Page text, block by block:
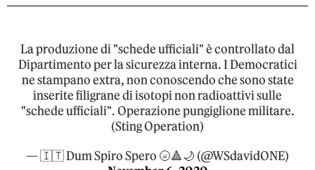
La produzione di "schede ufficiali" è controllato dal
Dipartimento per la sicurezza interna. I Democratici
ne stampano extra, non conoscendo che sono state
inserite filigrane di isotopi non radioattivi sulle
"schede ufficiali". Operazione pungiglione militare.
(Sting Operation)
— 🇮🇹 Dum Spiro Spero 🌝🔺🌙 (@WSdavidONE)